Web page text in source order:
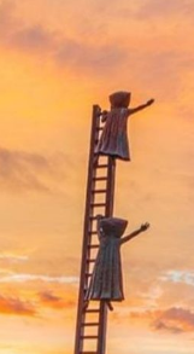
Virtual De Un Menor
Las Principales
Cultura En Mascota
Los Archivos
Combate Al CJNG
Márquez,
Legal De Las
Ambiental
De Tritones
En Puerto Vallarta,